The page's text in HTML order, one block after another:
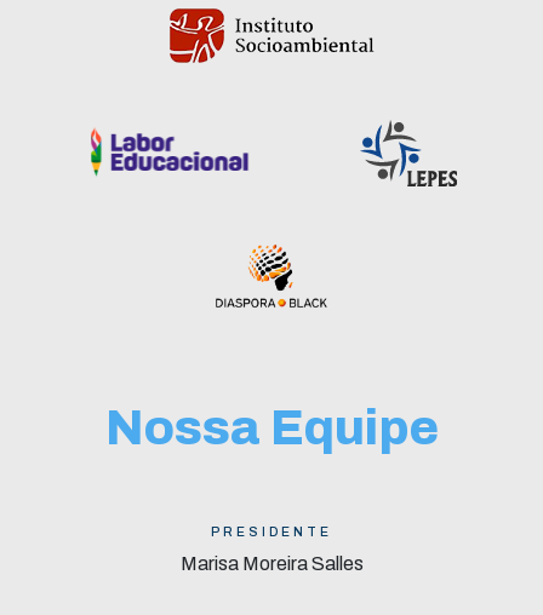
Nossa Equipe
PRESIDENTE
Marisa Moreira Salles